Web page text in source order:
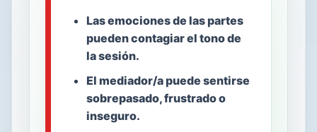
Las emociones de las partes
pueden contagiar el tono de
la sesión.
El mediador/a puede sentirse
sobrepasado, frustrado o
inseguro.